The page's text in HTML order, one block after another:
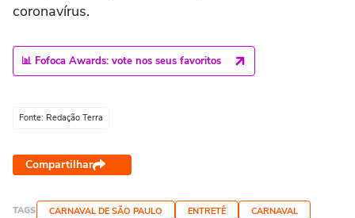
coronavírus.
📊 Fofoca Awards: vote nos seus favoritos
Fonte: Redação Terra
Compartilhar
TAGS CARNAVAL DE SÃO PAULO ENTRETÊ CARNAVAL